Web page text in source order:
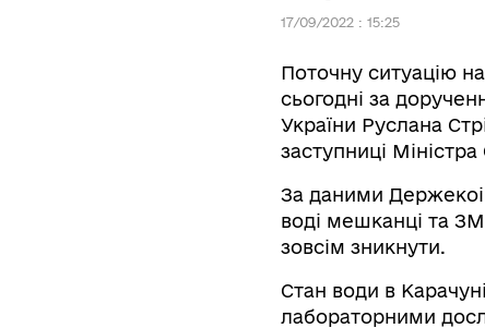
17/09/2022 : 15:25
Поточну ситуацію
сьогодні за
України Руслана
заступниці
За даними
воді мешканці та
зовсім зникнути.
Стан води в
лабораторними